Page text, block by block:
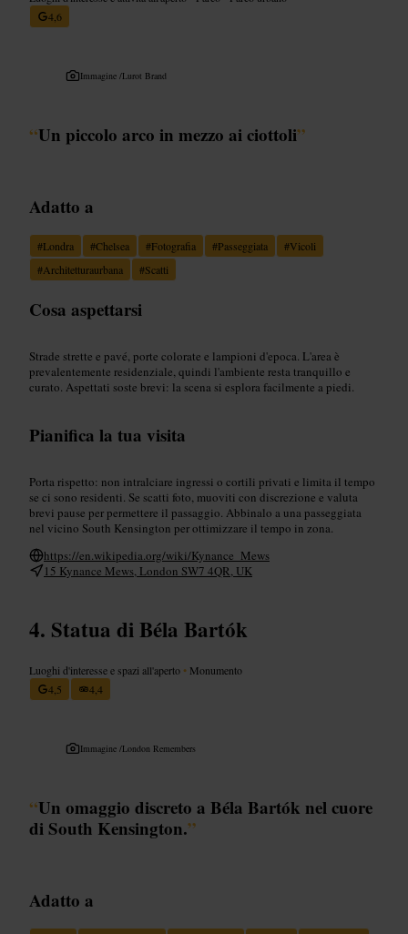
4,6
Immagine /Lurot Brand
“Un piccolo arco in mezzo ai ciottoli”
Adatto a
#Londra #Chelsea #Fotografia #Passeggiata #Vicoli
#Architetturaurbana #Scatti
Cosa aspettarsi
Strade strette e pavé, porte colorate e lampioni d'epoca. L'area è
prevalentemente residenziale, quindi l'ambiente resta tranquillo e
curato. Aspettati soste brevi: la scena si esplora facilmente a piedi.
Pianifica la tua visita
Porta rispetto: non intralciare ingressi o cortili privati e limita il tempo
se ci sono residenti. Se scatti foto, muoviti con discrezione e valuta
brevi pause per permettere il passaggio. Abbinalo a una passeggiata
nel vicino South Kensington per ottimizzare il tempo in zona.
https://en.wikipedia.org/wiki/Kynance_Mews
15 Kynance Mews, London SW7 4QR, UK
Statua di Béla Bartók
Luoghi d'interesse e spazi all'aperto • Monumento
4,5
4,4
Immagine /London Remembers
“Un omaggio discreto a Béla Bartók nel cuore
di South Kensington.”
Adatto a